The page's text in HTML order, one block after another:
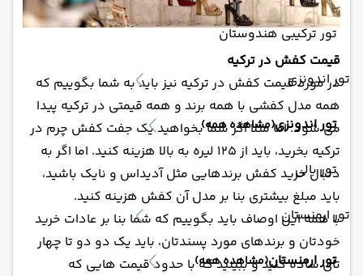
تور ترکیبی هندوستان
تور اندونزی
تور اندونزی(مشاهده همه)
تور بالی
تور ارمنستان
تور ارمنستان(مشاهده همه)
قیمت کفش در ترکیه
در مورد قیمت کفش در ترکیه نیز باید به شما بگوییم که
همه مدل کفشی با همه برند و همه قیمتی در ترکیه پیدا
می شود. اما مثلا اگر شما بخواهید یک جفت کفش چرم در
ترکیه بخرید، باید از 125 لیره به بالا هزینه کنید. اما اگر به
دنبال خرید کفش برندهایی مثل آدیداس و نایک باشید،
باید مبلغ بیشتری بنا بر مدل آن کفش هزینه کنید.
با همه این اوصاف باید بگوییم که شما بنا بر عادات خرید
خودتان و برندهای مورد پسندتان، باید یک دو دو تا چهار
تای ساده کنید و ببینید که با حدود قیمت هایی که